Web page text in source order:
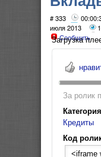
# 333
июля 2013
Сообщить
Загрузка
За ролик
Кредиты
Код